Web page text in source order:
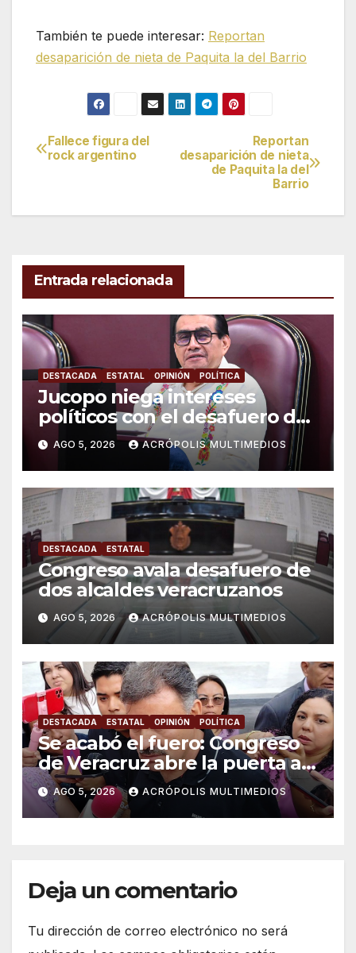
También te puede interesar: Reportan
desaparición de nieta de Paquita la del Barrio
Navegación
entradas
Reportan
desaparición de nieta
de Paquita la del
Barrio
Fallece figura del
rock argentino
Entrada relacionada
DESTACADA ESTATAL OPINIÓN POLÍTICA
Jucopo niega intereses
políticos con el desafuero de
alcaldes
AGO 5, 2026 ACRÓPOLIS MULTIMEDIOS
DESTACADA ESTATAL
Congreso avala desafuero de
dos alcaldes veracruzanos
AGO 5, 2026 ACRÓPOLIS MULTIMEDIOS
DESTACADA ESTATAL OPINIÓN POLÍTICA
Se acabó el fuero: Congreso
de Veracruz abre la puerta a
proceso penal contra alcalde
de Úrsulo Galván
AGO 5, 2026 ACRÓPOLIS MULTIMEDIOS
Deja un comentario
Tu dirección de correo electrónico no será